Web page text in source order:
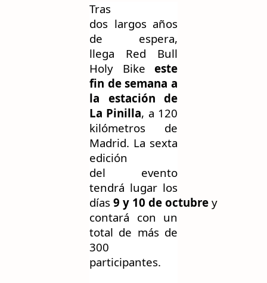
Tras
dos largos años
de espera,
llega Red Bull
Holy Bike
este
fin de semana a
la estación de
La Pinilla, a 120
kilómetros de
Madrid. La sexta
edición
del evento
tendrá lugar los
días 9 y 10 de octubre y
contará con un
total de más de
300
participantes.